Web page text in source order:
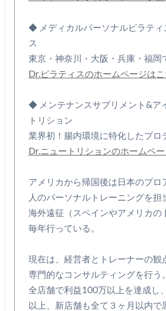
◆ メディカルパーソナルピラティ
ス
東京・神奈川・大阪・兵庫・福岡
Dr.ピラティスのホームページはこ
◆ メンテナンスサプリメント&ア
トリション
業界初！腸内環境に特化したプロ
Dr.ニュートリションのホームペ
アメリカから帰国後は日本のプロ
人のパーソナルトレーニングを担
海外遠征（スペインやアメリカの
毎年行っている。
現在は、経営者とトレーナーの観
専門的なコンサルティングを行う。
全店舗で利益100万以上を達成し
以上、新店舗も全て３ヶ月以内で